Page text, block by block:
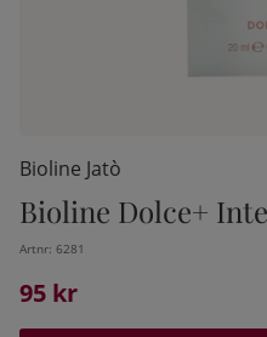
Bioline Jatò
Bioline Dolce+
Artnr: 6281
95 kr